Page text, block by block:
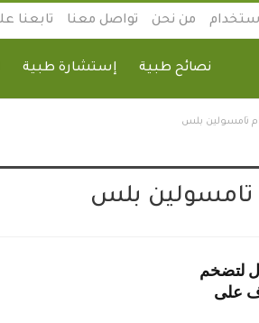
من نحن تواصل معنا تابعنا
نصائح طبية إستشارة طبية
تامسولين بلس
تامسولين بلس
لتضخم
على